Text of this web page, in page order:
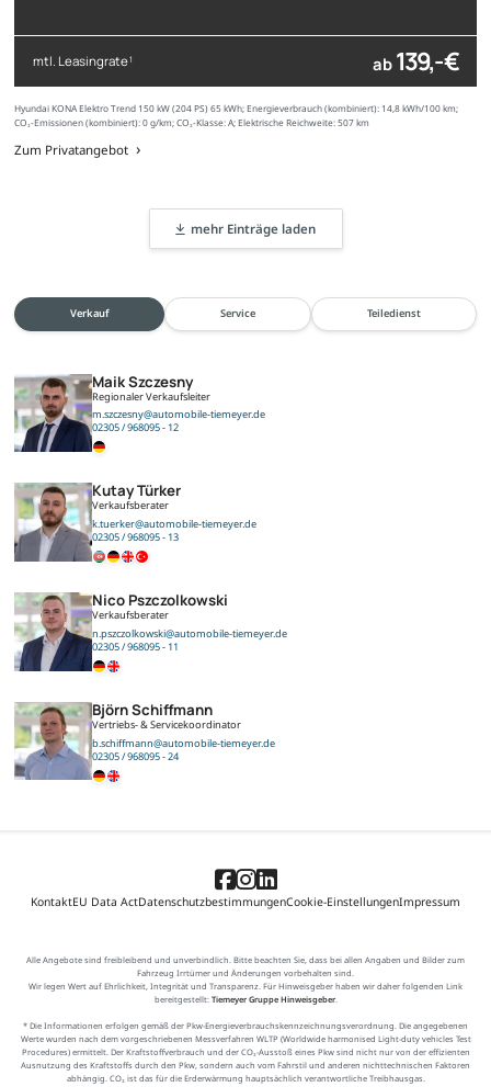
mtl. Leasingrate1 ab 139,- €
Hyundai KONA Elektro Trend 150 kW (204 PS) 65 kWh; Energieverbrauch (kombiniert): 14,8 kWh/100 km;
CO₂-Emissionen (kombiniert): 0 g/km; CO₂-Klasse: A; Elektrische Reichweite: 507 km
Zum Privatangebot
mehr Einträge laden
Verkauf Service Teiledienst
Maik Szczesny
Regionaler Verkaufsleiter
m.szczesny@automobile-tiemeyer.de
02305 / 968095 - 12
Kutay Türker
Verkaufsberater
k.tuerker@automobile-tiemeyer.de
02305 / 968095 - 13
Nico Pszczolkowski
Verkaufsberater
n.pszczolkowski@automobile-tiemeyer.de
02305 / 968095 - 11
Björn Schiffmann
Vertriebs- & Servicekoordinator
b.schiffmann@automobile-tiemeyer.de
02305 / 968095 - 24
KontaktEU Data ActDatenschutzbestimmungenCookie-EinstellungenImpressum
Alle Angebote sind freibleibend und unverbindlich. Bitte beachten Sie, dass bei allen Angaben und Bilder zum
Fahrzeug Irrtümer und Änderungen vorbehalten sind.
Wir legen Wert auf Ehrlichkeit, Integrität und Transparenz. Für Hinweisgeber haben wir daher folgenden Link
bereitgestellt: Tiemeyer Gruppe Hinweisgeber.
* Die Informationen erfolgen gemäß der Pkw-Energieverbrauchskennzeichnungsverordnung. Die angegebenen
Werte wurden nach dem vorgeschriebenen Messverfahren WLTP (Worldwide harmonised Light-duty vehicles Test
Procedures) ermittelt. Der Kraftstoffverbrauch und der CO₂-Ausstoß eines Pkw sind nicht nur von der effizienten
Ausnutzung des Kraftstoffs durch den Pkw, sondern auch vom Fahrstil und anderen nichttechnischen Faktoren
abhängig. CO₂ ist das für die Erderwärmung hauptsächlich verantwortliche Treibhausgas.